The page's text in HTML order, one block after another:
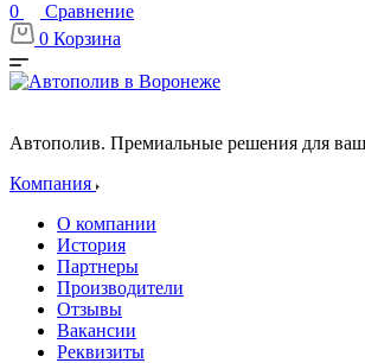
0
Сравнение
0 Корзина
Автополив. Премиальные решения для
Компания
О компании
История
Партнеры
Производители
Отзывы
Вакансии
Реквизиты